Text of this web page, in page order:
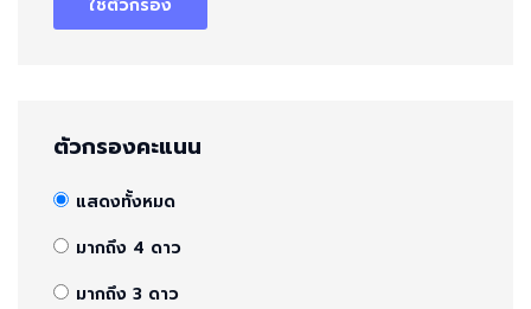
ใช้ตัวกรอง
ตัวกรองคะแนน
แสดงทั้งหมด
มากถึง 4 ดาว
มากถึง 3 ดาว